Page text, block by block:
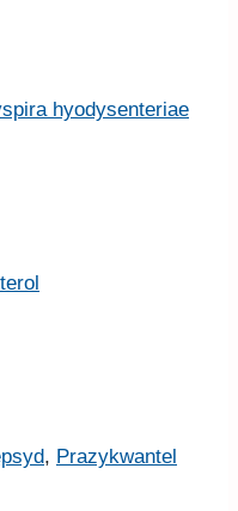
hyodysenteriae
, Prazykwantel